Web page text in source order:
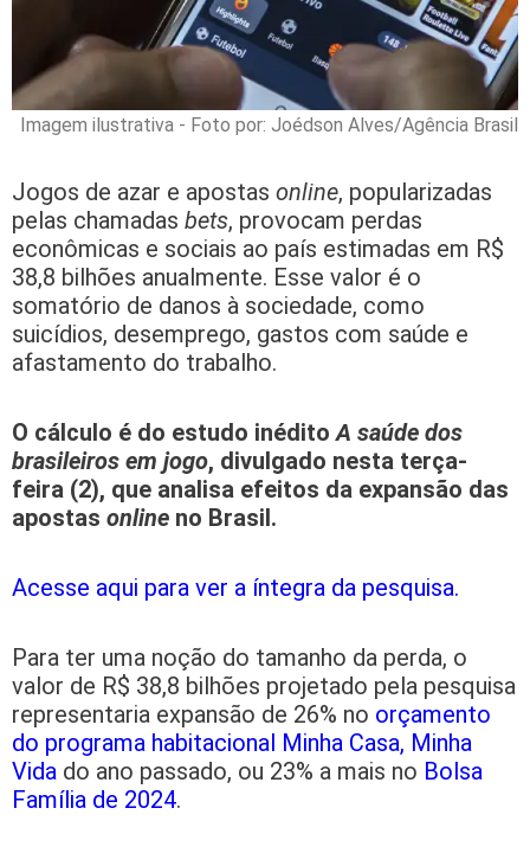
Imagem ilustrativa - Foto por: Joédson Alves/Agência Brasil
Jogos de azar e apostas online, popularizadas
pelas chamadas bets, provocam perdas
econômicas e sociais ao país estimadas em R$
38,8 bilhões anualmente. Esse valor é o
somatório de danos à sociedade, como
suicídios, desemprego, gastos com saúde e
afastamento do trabalho.
O cálculo é do estudo inéditoA saúde dos
brasileiros em jogo, divulgado nesta terça-
feira (2), que analisa efeitos da expansão das
apostas online no Brasil.
Acesse aqui para ver a íntegra da pesquisa.
Para ter uma noção do tamanho da perda, o
valor de R$ 38,8 bilhões projetado pela pesquisa
representaria expansão de 26% no orçamento
do programa habitacional Minha Casa, Minha
Vida do ano passado, ou 23% a mais no Bolsa
Família de 2024.